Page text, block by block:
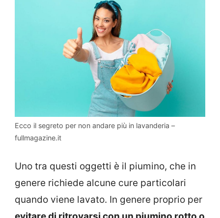
Ecco il segreto per non andare più in lavanderia –
fullmagazine.it
Uno tra questi oggetti è il piumino, che in
genere richiede alcune cure particolari
quando viene lavato. In genere proprio per